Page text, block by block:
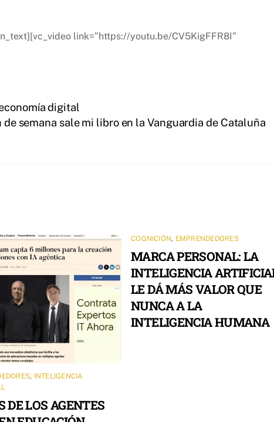
link=”https://youtu.be/CV5KigFFR8I”
digital
de semana sale mi libro en la Vanguardia de Cataluña
, INTELIGENCIA
DE LOS AGENTES
COGNICIÓN, EMPRENDEDORES
MARCA PERSONAL: LA
INTELIGENCIA
LE DÁ MÁS VALOR QUE
NUNCA A LA
INTELIGENCIA HUMANA